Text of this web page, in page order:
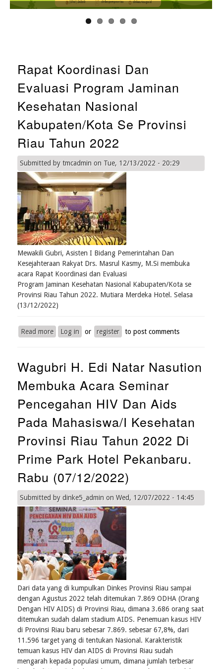
Rapat Koordinasi Dan
Evaluasi Program Jaminan
Kesehatan Nasional
Kabupaten/Kota Se Provinsi
Riau Tahun 2022
Submitted by tmcadmin on Tue, 12/13/2022 - 20:29
Mewakili Gubri, Asisten I Bidang Pemerintahan Dan
Kesejahteraan Rakyat Drs. Masrul Kasmy, M.Si membuka
acara Rapat Koordinasi dan Evaluasi
Program Jaminan Kesehatan Nasional Kabupaten/Kota se
Provinsi Riau Tahun 2022. Mutiara Merdeka Hotel. Selasa
(13/12/2022)
Read moreabout
dan
Evaluasi
Program
Kesehatan
Kabupaten/Kota
Provinsi
Riau
2022
Log in or register to post comments
Wagubri H. Edi Natar Nasution
Membuka Acara Seminar
Pencegahan HIV Dan Aids
Pada Mahasiswa/i Kesehatan
Provinsi Riau Tahun 2022 Di
Prime Park Hotel Pekanbaru.
Rabu (07/12/2022)
Submitted by dinke5_admin on Wed, 12/07/2022 - 14:45
Dari data yang di kumpulkan Dinkes Provinsi Riau sampai
dengan Agustus 2022 telah ditemukan 7.869 ODHA (Orang
Dengan HIV AIDS) di Provinsi Riau, dimana 3.686 orang saat
ditemukan sudah dalam stadium AIDS. Penemuan kasus HIV
di Provinsi Riau baru sebesar 7.869. sebesar 67,8%, dari
11.596 target yang di tentukan Nasional. Karakteristik
temuan kasus HIV dan AIDS di Provinsi Riau sudah
mengarah kepada populasi umum, dimana jumlah terbesar